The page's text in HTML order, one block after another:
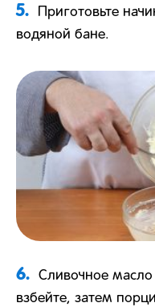
5.
Приготовьте
водяной бане.
6.
Сливочное
взбейте, затем